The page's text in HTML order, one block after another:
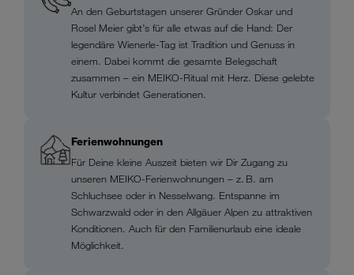
An den Geburtstagen unserer Gründer Oskar und
Rosel Meier gibt’s für alle etwas auf die Hand: Der
legendäre Wienerle-Tag ist Tradition und Genuss in
einem. Dabei kommt die gesamte Belegschaft
zusammen – ein MEIKO-Ritual mit Herz. Diese gelebte
Kultur verbindet Generationen.
Ferienwohnungen
Für Deine kleine Auszeit bieten wir Dir Zugang zu
unseren MEIKO-Ferienwohnungen – z. B. am
Schluchsee oder in Nesselwang. Entspanne im
Schwarzwald oder in den Allgäuer Alpen zu attraktiven
Konditionen. Auch für den Familienurlaub eine ideale
Möglichkeit.